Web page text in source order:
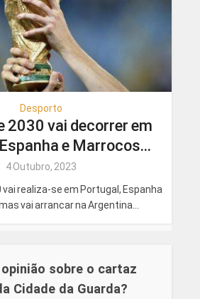
Desporto
2030 vai decorrer em
e Marrocos...
4 Outubro, 2023
vai realiza-se em Portugal, Espanha
vai arrancar na Argentina...
opinião sobre o cartaz
Cidade da Guarda?